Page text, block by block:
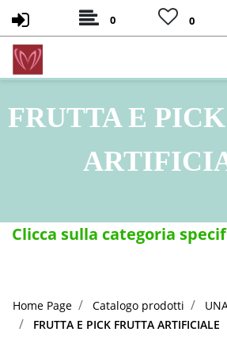
0 0
FRUTTA E
Clicca sulla categoria
Home Page Catalogo prodotti
FRUTTA E PICK FRUTTA ARTIFICIALE